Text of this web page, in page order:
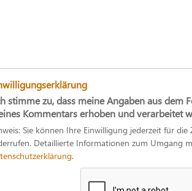
stimme zu, dass meine Angaben aus dem
Kommentars erhoben und verarbeitet
Sie können Ihre Einwilligung jederzeit für
Detaillierte Informationen zum Umgang
.